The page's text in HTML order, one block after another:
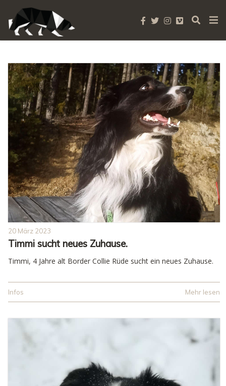
Rescue
20 März 2023
Timmi sucht neues Zuhause.
Timmi, 4 Jahre alt Border Collie Rüde sucht ein neues Zuhause.
Infos Mehr lesen